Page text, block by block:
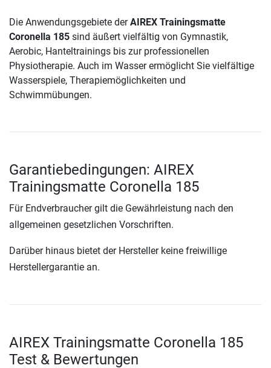
Die Anwendungsgebiete derAIREX Trainingsmatte
Coronella 185 sind äußert vielfältig von Gymnastik,
Aerobic, Hanteltrainings bis zur professionellen
Physiotherapie. Auch im Wasser ermöglicht Sie vielfältige
Wasserspiele, Therapiemöglichkeiten und
Schwimmübungen.
Garantiebedingungen: AIREX
Trainingsmatte Coronella 185
Für Endverbraucher gilt die Gewährleistung nach den
allgemeinen gesetzlichen Vorschriften.
Darüber hinaus bietet der Hersteller keine freiwillige
Herstellergarantie an.
AIREX Trainingsmatte Coronella 185
Test & Bewertungen